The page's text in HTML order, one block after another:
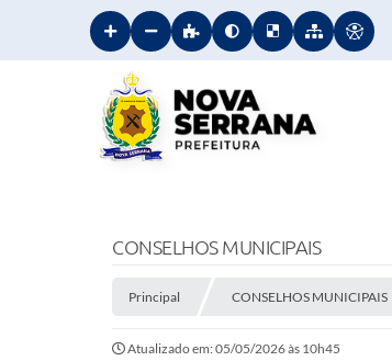
CONSELHOS MUNICIPAIS
Principal CONSELHOS MUNICIPAIS
Atualizado em: 05/05/2026 às 10h45